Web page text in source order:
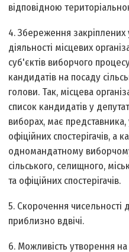
відповідною
4. Збереження закріплених
діяльності місцевих
суб'єктів виборчого
кандидатів на посаду
голови. Так, місцева
список кандидатів у
виборах, має
офіційних спостерігачів, а
одномандатному
сільського, селищного,
та офіційних спостерігачів.
5. Скорочення чисельності
приблизно вдвічі.
6. Можливість утворення